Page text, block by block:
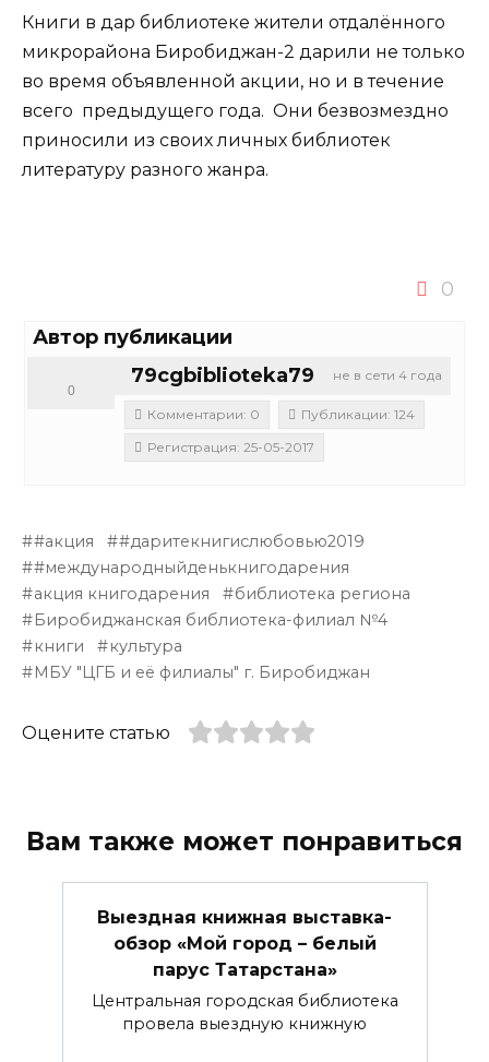
Книги в дар библиотеке жители отдалённого
микрорайона Биробиджан-2 дарили не только
во время объявленной акции, но и в течение
всего предыдущего года. Они безвозмездно
приносили из своих личных библиотек
литературу разного жанра.
0
Автор публикации
не в сети 4 года
79cgbiblioteka79
0
Комментарии: 0
Публикации: 124
Регистрация: 25-05-2017
#акция
#даритекнигислюбовью2019
#международныйденькнигодарения
акция книгодарения
библиотека региона
Биробиджанская библиотека-филиал №4
книги
культура
МБУ "ЦГБ и её филиалы" г. Биробиджан
Оцените статью
Вам также может понравиться
Выездная книжная выставка-
обзор «Мой город – белый
парус Татарстана»
Центральная городская библиотека
провела выездную книжную